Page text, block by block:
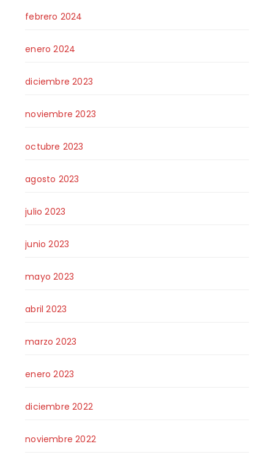
febrero 2024
enero 2024
diciembre 2023
noviembre 2023
octubre 2023
agosto 2023
julio 2023
junio 2023
mayo 2023
abril 2023
marzo 2023
enero 2023
diciembre 2022
noviembre 2022